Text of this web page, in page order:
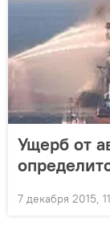
Ущерб от
7 декабря 2015,